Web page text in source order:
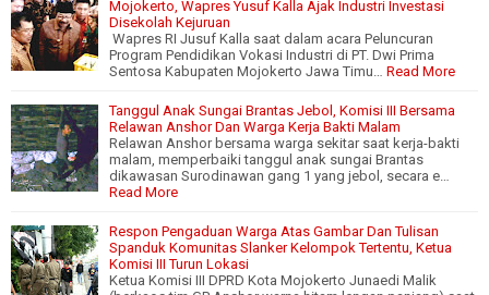
Mojokerto, Wapres Yusuf Kalla Ajak Industri Investasi
Disekolah Kejuruan
Wapres RI Jusuf Kalla saat dalam acara Peluncuran
Program Pendidikan Vokasi Industri di PT. Dwi Prima
Sentosa Kabupaten Mojokerto Jawa Timu… Read More
Tanggul Anak Sungai Brantas Jebol, Komisi III Bersama
Relawan Anshor Dan Warga Kerja Bakti Malam
Relawan Anshor bersama warga sekitar saat kerja-bakti
malam, memperbaiki tanggul anak sungai Brantas
dikawasan Surodinawan gang 1 yang jebol, secara e…
Read More
Respon Pengaduan Warga Atas Gambar Dan Tulisan
Spanduk Komunitas Slanker Kelompok Tertentu, Ketua
Komisi III Turun Lokasi
Ketua Komisi III DPRD Kota Mojokerto Junaedi Malik